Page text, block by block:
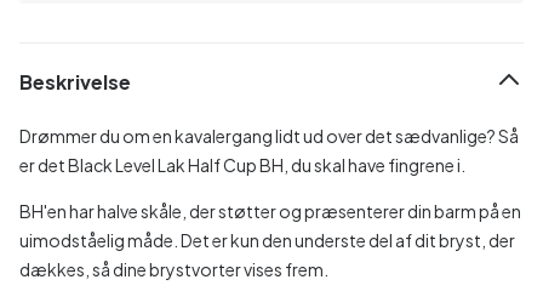
Beskrivelse
Drømmer du om en kavalergang lidt ud over det sædvanlige? Så
er det Black Level Lak Half Cup BH, du skal have fingrene i.
BH'en har halve skåle, der støtter og præsenterer din barm på en
uimodståelig måde. Det er kun den underste del af dit bryst, der
dækkes, så dine brystvorter vises frem.